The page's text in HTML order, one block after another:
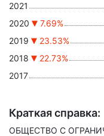
2021
2020
7.69%
2019
23.53%
2018
22.73%
2017
Краткая справка:
ОБЩЕСТВО С